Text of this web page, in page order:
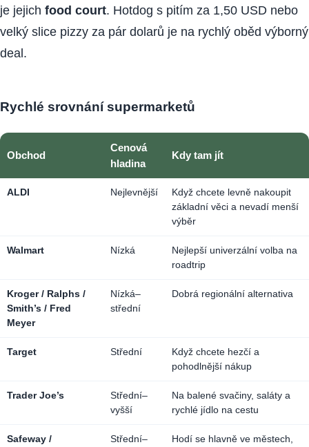
je jejich food court. Hotdog s pitím za 1,50 USD nebo
velký slice pizzy za pár dolarů je na rychlý oběd výborný
deal.
Rychlé srovnání supermarketů
Obchod
Cenová
hladina
Kdy tam jít
ALDI Nejlevnější
Když chcete levně nakoupit
základní věci a nevadí menší
výběr
Walmart Nízká
Nejlepší univerzální volba na
roadtrip
Kroger / Ralphs /
Smith’s / Fred
Meyer
Nízká–
střední
Dobrá regionální alternativa
Target Střední
Když chcete hezčí a
pohodlnější nákup
Trader Joe’s
Střední–
vyšší
Na balené svačiny, saláty a
rychlé jídlo na cestu
Safeway /
Střední–
Hodí se hlavně ve městech,